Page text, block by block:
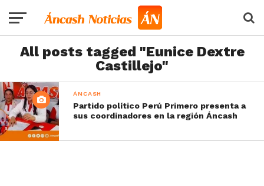
All posts tagged "Eunice Dextre
Castillejo"
ÁNCASH
Partido político Perú Primero presenta a
sus coordinadores en la región Áncash